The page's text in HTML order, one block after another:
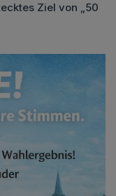
Ziel von „50